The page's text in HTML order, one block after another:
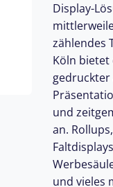
Display-
zählendes
Köln bietet
und
an.
und vieles